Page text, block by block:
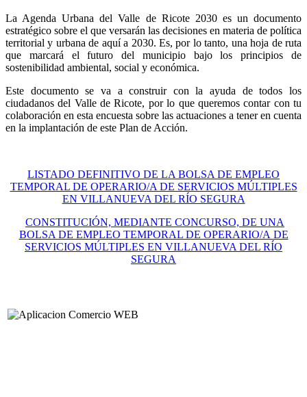
La Agenda Urbana del Valle de Ricote 2030 es un documento
estratégico sobre el que versarán las decisiones en materia de política
territorial y urbana de aquí a 2030. Es, por lo tanto, una hoja de ruta
que marcará el futuro del municipio bajo los principios de
sostenibilidad ambiental, social y económica.
Este documento se va a construir con la ayuda de todos los
ciudadanos del Valle de Ricote, por lo que queremos contar con tu
colaboración en esta encuesta sobre las actuaciones a tener en cuenta
en la implantación de este Plan de Acción.
LISTADO DEFINITIVO DE LA BOLSA DE EMPLEO
TEMPORAL DE OPERARIO/A DE SERVICIOS MÚLTIPLES
EN VILLANUEVA DEL RÍO SEGURA
CONSTITUCIÓN, MEDIANTE CONCURSO, DE UNA
BOLSA DE EMPLEO TEMPORAL DE OPERARIO/A DE
SERVICIOS MÚLTIPLES EN VILLANUEVA DEL RÍO
SEGURA